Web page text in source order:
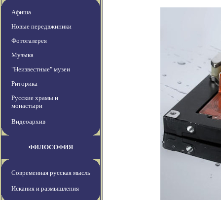
Афиша
Новые передвжиники
Фотогалерея
Музыка
"Неизвестные" музеи
Риторика
Русские храмы и
монастыри
Видеоархив
ФИЛОСОФИЯ
Современная русская мысль
Искания и размышления